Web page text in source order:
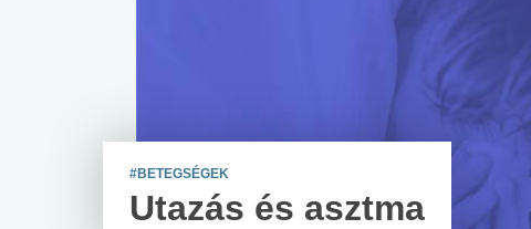
#BETEGSÉGEK
Utazás és asztma